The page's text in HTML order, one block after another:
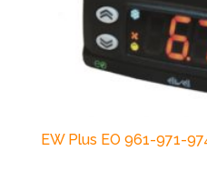
EW Plus EO 961-971-